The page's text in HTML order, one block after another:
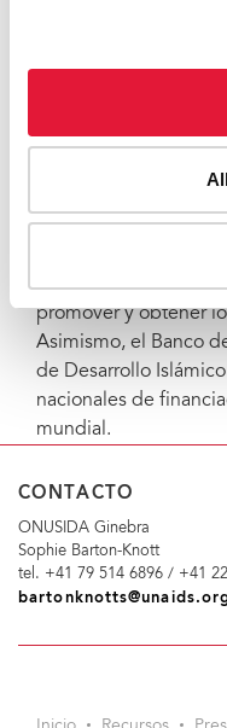
objetivo de evaluar
que se prolongará
análisis de la brecha
apoyar este objetivo
innovadoras
fondos como (RED)
promover y obtener
Asimismo, el Banco
de Desarrollo
nacionales de
mundial.
CONTACTO
ONUSIDA Ginebra
Sophie Barton-Knott
tel. +41 79 514 6896 / +41